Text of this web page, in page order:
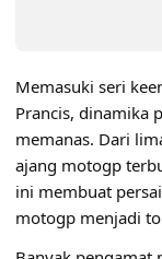
Memasuki seri
Prancis, dinamika
memanas. Dari
ajang motogp
ini membuat
motogp menjadi